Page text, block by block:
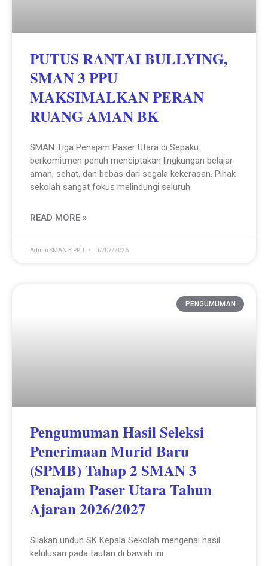
PUTUS RANTAI BULLYING,
SMAN 3 PPU
MAKSIMALKAN PERAN
RUANG AMAN BK
SMAN Tiga Penajam Paser Utara di Sepaku
berkomitmen penuh menciptakan lingkungan belajar
aman, sehat, dan bebas dari segala kekerasan. Pihak
sekolah sangat fokus melindungi seluruh
READ MORE »
Admin SMAN 3 PPU 07/07/2026
PENGUMUMAN
Pengumuman Hasil Seleksi
Penerimaan Murid Baru
(SPMB) Tahap 2 SMAN 3
Penajam Paser Utara Tahun
Ajaran 2026/2027
Silakan unduh SK Kepala Sekolah mengenai hasil
kelulusan pada tautan di bawah ini